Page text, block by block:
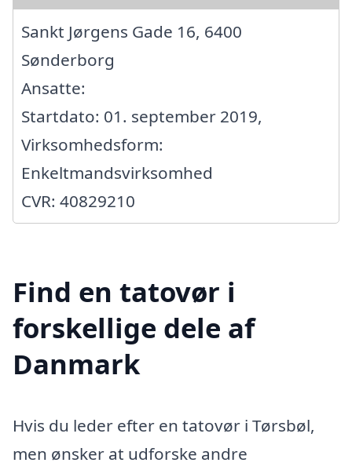
Sankt Jørgens Gade 16, 6400
Sønderborg
Ansatte:
Startdato: 01. september 2019,
Virksomhedsform:
Enkeltmandsvirksomhed
CVR: 40829210
Find en tatovør i
forskellige dele af
Danmark
Hvis du leder efter en tatovør i Tørsbøl,
men ønsker at udforske andre